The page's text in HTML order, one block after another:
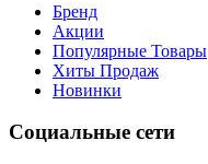
Бренд
Акции
Популярные Товары
Хиты Продаж
Новинки
Социальные сети